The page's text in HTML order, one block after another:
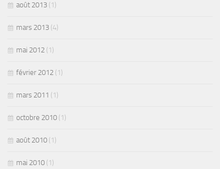
août 2013 (1)
mars 2013 (4)
mai 2012 (1)
février 2012 (1)
mars 2011 (1)
octobre 2010 (1)
août 2010 (1)
mai 2010 (1)